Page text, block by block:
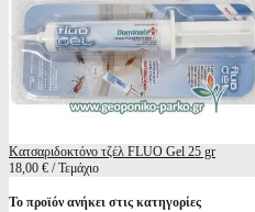
Κατσαριδοκτόνο τζέλ FLUO Gel 25 gr
18,00 € / Τεμάχιο
Το προϊόν ανήκει στις κατηγορίες